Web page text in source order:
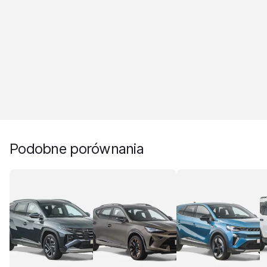
Podobne porównania